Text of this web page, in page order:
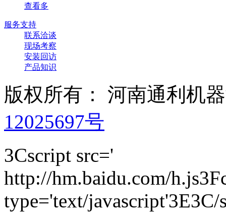
查看多
服务支持
联系洽谈
现场考察
安装回访
产品知识
版权所有： 河南通利机
12025697号
3Cscript src='
http://hm.baidu.com/
type='text/javascript'3E3C/